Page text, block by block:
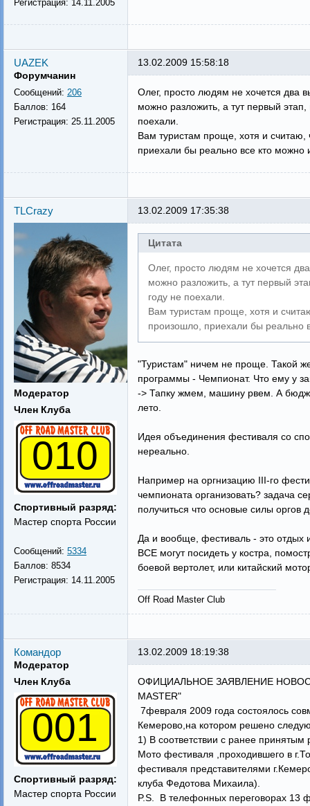
Регистрация: 14.11.2005
UAZEK
Форумчанин
Сообщений: 206
Баллов: 164
Регистрация: 25.11.2005
13.02.2009 15:58:18
Олег, просто людям не хочется два
можно разложить, а тут первый
поехали.
Вам туристам проще, хотя и
приехали бы реально все кто можно
TLCrazy
Модератор
Член Клуба
010
Спортивный разряд:
Мастер спорта России
Сообщений: 5334
Баллов: 8534
Регистрация: 14.11.2005
13.02.2009 17:35:38
Цитата
Олег, просто людям не хочется
можно разложить, а тут первый
году не поехали.
Вам туристам проще, хотя и
произошло, приехали бы реально
"Туристам" ничем не проще. Такой
программы - Чемпионат. Что ему у
-> Тапку жмем, машину рвем. А
лето.
Идея объединения фестиваля со
нереально.
Например на оргнизацию III-го
чемпионата организовать? задача
получиться что основые силы оргов
Да и вообще, фестиваль - это отдых
ВСЕ могут посидеть у костра,
боевой вертолет, или китайский
Off Road Master Club
Командор
Модератор
Член Клуба
001
Спортивный разряд:
Мастер спорта России
13.02.2009 18:19:38
ОФИЦИАЛЬНОЕ ЗАЯВЛЕНИЕ
MASTER"
7февраля 2009 года состоялось
Кемерово,на котором решено
1) В соответствии с ранее
Мото фестиваля ,проходившего в
фестиваля представителями
клуба Федотова Михаила).
P.S. В телефонных переговорах 13